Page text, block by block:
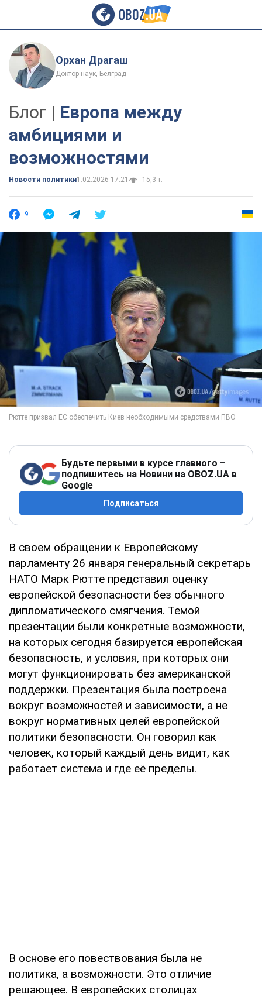
Орхан Драгаш
Доктор наук, Белград
Блог | Европа между
амбициями и
возможностями
Новости политики1.02.2026 17:21 15,3 т.
9
Будьте первыми в курсе главного –
подпишитесь на Новини на OBOZ.UA в
Google
Подписаться
В своем обращении к Европейскому
парламенту 26 января генеральный секретарь
НАТО Марк Рютте представил оценку
европейской безопасности без обычного
дипломатического смягчения. Темой
презентации были конкретные возможности,
на которых сегодня базируется европейская
безопасность, и условия, при которых они
могут функционировать без американской
поддержки. Презентация была построена
вокруг возможностей и зависимости, а не
вокруг нормативных целей европейской
политики безопасности. Он говорил как
человек, который каждый день видит, как
работает система и где её пределы.
В основе его повествования была не
политика, а возможности. Это отличие
решающее. В европейских столицах